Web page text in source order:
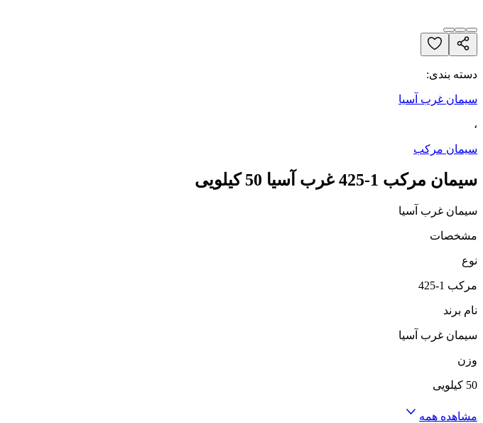
دسته بندی:
سیمان غرب آسیا
،
سیمان مرکب
سیمان مرکب 1-425 غرب آسیا 50 کیلویی
سیمان غرب آسیا
مشخصات
نوع
مرکب 1-425
نام برند
سیمان غرب آسیا
وزن
50 کیلویی
مشاهده همه